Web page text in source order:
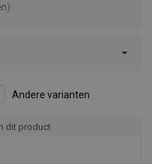
Andere varianten
dit product